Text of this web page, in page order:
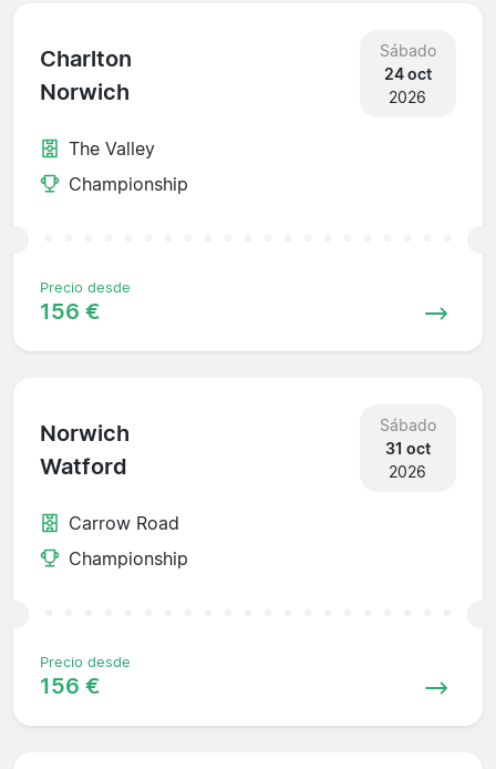
Charlton
Norwich
Sábado
24 oct
2026
The Valley
Championship
Precio desde
156 €
Norwich
Watford
Sábado
31 oct
2026
Carrow Road
Championship
Precio desde
156 €